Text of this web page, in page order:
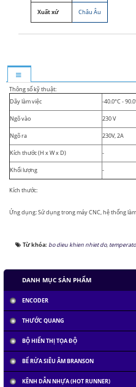
Xuất xứ Châu Âu
Thông số kỹ thuật:
Dãy làm việc
-40.0°C -
Ngõ vào 230 V
Ngõ ra 230V, 2A
Kích thước (H x W x D) -
Khối lượng -
Kích thước:
Ứng dụng: Sử dụng trong máy CNC, hệ thống
Từ khóa: bo dieu khien nhiet do,
DANH MỤC SẢN PHẨM
ENCODER
THƯỚC QUANG
BỘ HIỂN THỊ TỌA ĐỘ
BỂ RỬA SIÊU ÂM BRANSON
KÊNH DẪN NHỰA (HOT RUNNER)